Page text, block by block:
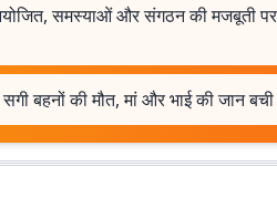
समस्याओं और संगठन की मजबूती पर
बहनों की मौत, मां और भाई की जान बची